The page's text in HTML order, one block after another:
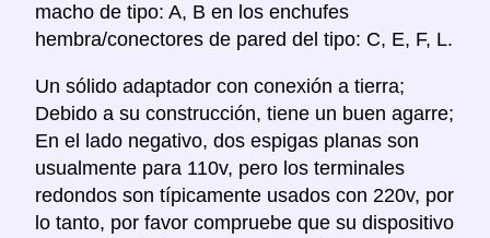
macho de tipo: A, B en los enchufes
hembra/conectores de pared del tipo: C, E, F, L.
Un sólido adaptador con conexión a tierra;
Debido a su construcción, tiene un buen agarre;
En el lado negativo, dos espigas planas son
usualmente para 110v, pero los terminales
redondos son típicamente usados con 220v, por
lo tanto, por favor compruebe que su dispositivo